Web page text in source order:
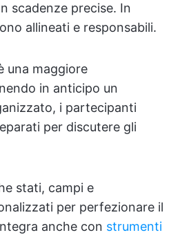
scadenze precise. In
allineati e responsabili.
una maggiore
in anticipo un
i partecipanti
per discutere gli
stati, campi e
per perfezionare il
anche con strumenti